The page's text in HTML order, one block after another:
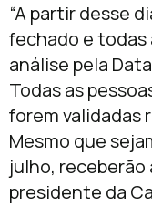
“A partir desse
fechado e todas
análise pela
Todas as
forem validadas
Mesmo que
julho, receberão
presidente da